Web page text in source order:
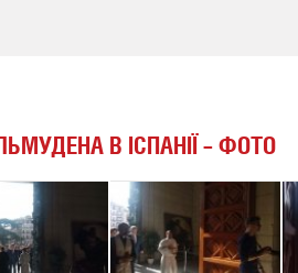
В ІСПАНІЇ – ФОТО